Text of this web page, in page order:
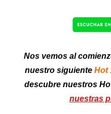
Nos vemos al
nuestro siguiente Hot
descubre nuestros
nuestras